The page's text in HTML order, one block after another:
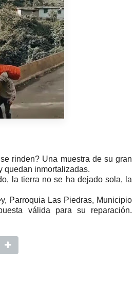
rinden? Una muestra de su gran
quedan inmortalizadas.
la tierra no se ha dejado sola, la
Parroquia Las Piedras, Municipio
válida para su reparación.